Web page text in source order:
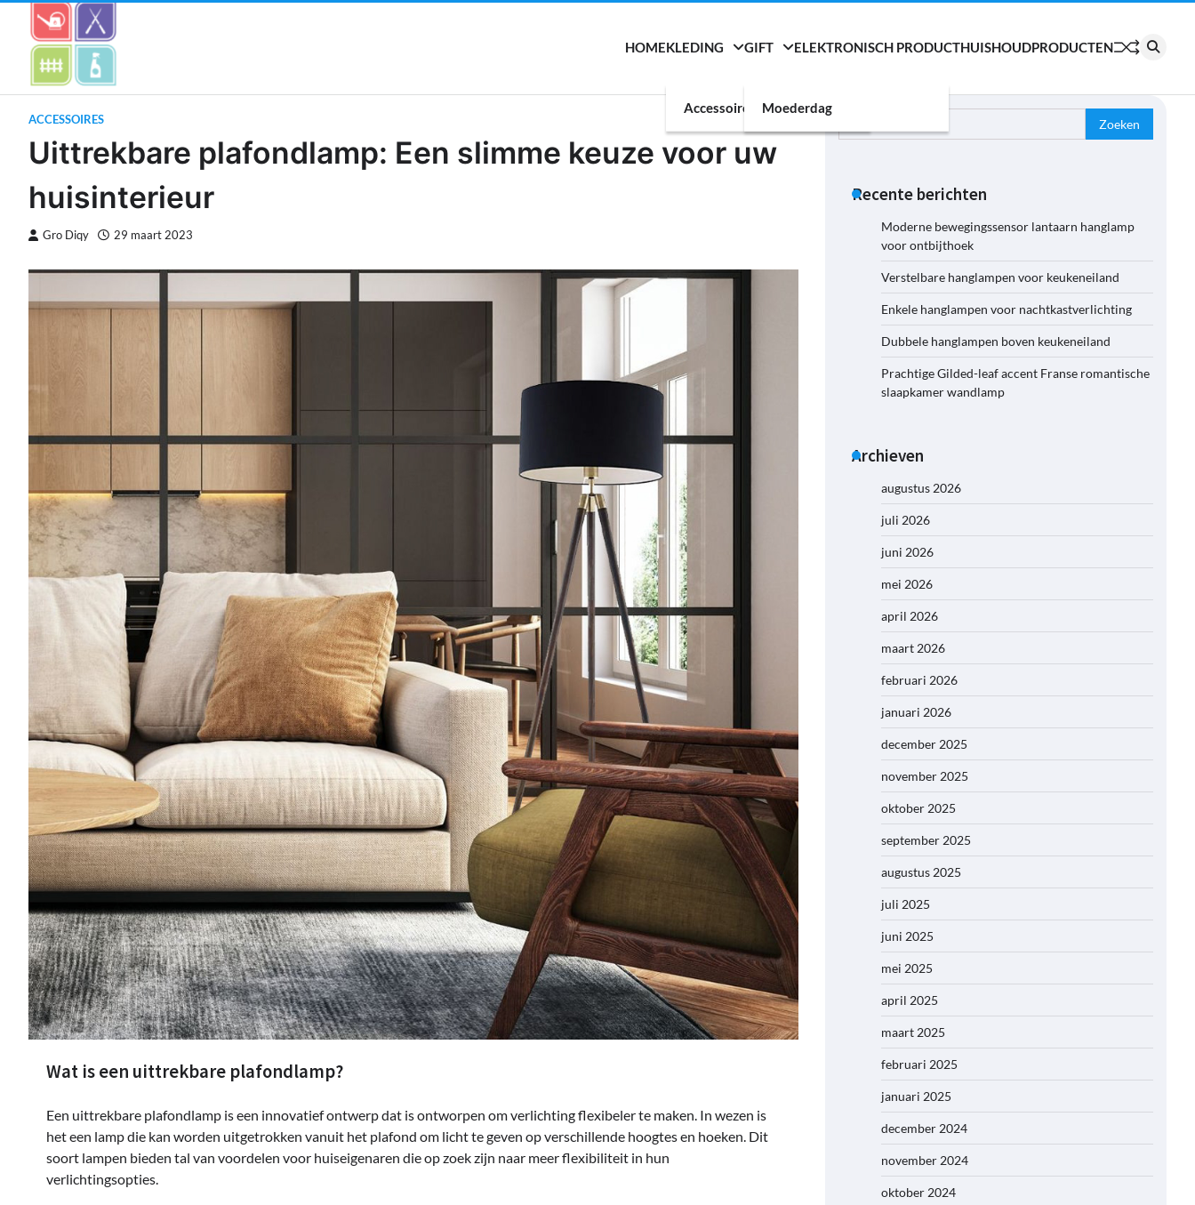
content
HOMEKLEDING
Accessoires
GIFT
Moederdag
ELEKTRONISCH PRODUCTHUISHOUDPRODUCTEN
ACCESSOIRES
Uittrekbare plafondlamp: Een slimme keuze voor uw
huisinterieur
Gro Diqy 29 maart 2023
Wat is een uittrekbare plafondlamp?
Een uittrekbare plafondlamp is een innovatief ontwerp dat is ontworpen om verlichting flexibeler te maken. In wezen is
het een lamp die kan worden uitgetrokken vanuit het plafond om licht te geven op verschillende hoogtes en hoeken. Dit
soort lampen bieden tal van voordelen voor huiseigenaren die op zoek zijn naar meer flexibiliteit in hun
verlichtingsopties.
naar:
Recente berichten
Moderne bewegingssensor lantaarn hanglamp
voor ontbijthoek
Verstelbare hanglampen voor keukeneiland
Enkele hanglampen voor nachtkastverlichting
Dubbele hanglampen boven keukeneiland
Prachtige Gilded-leaf accent Franse romantische
slaapkamer wandlamp
Archieven
augustus 2026
juli 2026
juni 2026
mei 2026
april 2026
maart 2026
februari 2026
januari 2026
december 2025
november 2025
oktober 2025
september 2025
augustus 2025
juli 2025
juni 2025
mei 2025
april 2025
maart 2025
februari 2025
januari 2025
december 2024
november 2024
oktober 2024